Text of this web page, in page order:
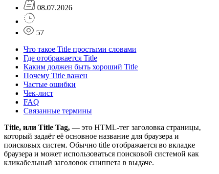
08.07.2026
57
Что такое Title простыми словами
Где отображается Title
Каким должен быть хороший Title
Почему Title важен
Частые ошибки
Чек-лист
FAQ
Связанные термины
Title, или Title Tag, — это HTML-тег заголовка страницы,
который задаёт её основное название для браузера и
поисковых систем. Обычно title отображается во вкладке
браузера и может использоваться поисковой системой как
кликабельный заголовок сниппета в выдаче.